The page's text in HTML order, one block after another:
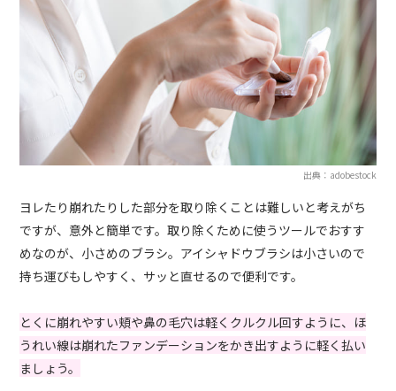
出典：adobestock
ヨレたり崩れたりした部分を取り除くことは難しいと考えがち
ですが、意外と簡単です。取り除くために使うツールでおすす
めなのが、小さめのブラシ。アイシャドウブラシは小さいので
持ち運びもしやすく、サッと直せるので便利です。
とくに崩れやすい頬や鼻の毛穴は軽くクルクル回すように、ほ
うれい線は崩れたファンデーションをかき出すように軽く払い
ましょう。